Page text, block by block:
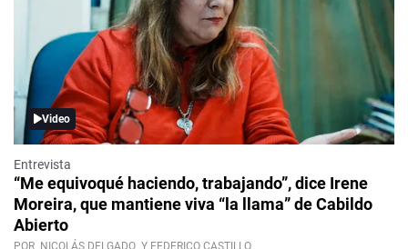
Video
Entrevista
“Me equivoqué haciendo, trabajando”, dice Irene
Moreira, que mantiene viva “la llama” de Cabildo
Abierto
POR NICOLÁS DELGADO Y FEDERICO CASTILLO